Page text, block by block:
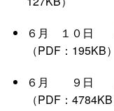
６ 月 １０ 日
（PDF：195KB）
６ 月 ９ 日
（PDF：4784KB